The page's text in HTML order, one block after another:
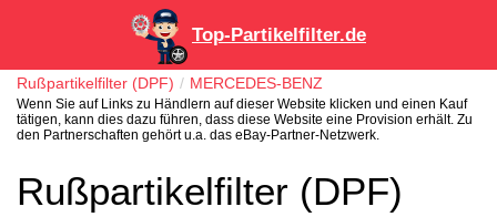
Top-Partikelfilter.de
Rußpartikelfilter (DPF) MERCEDES-BENZ
Wenn Sie auf Links zu Händlern auf dieser Website klicken und einen Kauf
tätigen, kann dies dazu führen, dass diese Website eine Provision erhält. Zu
den Partnerschaften gehört u.a. das eBay-Partner-Netzwerk.
Rußpartikelfilter (DPF)